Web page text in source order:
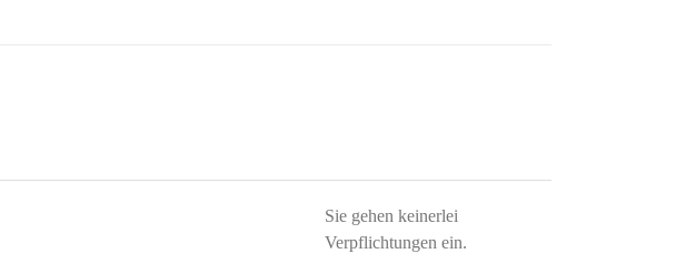
Sie gehen keinerlei
Verpflichtungen ein.